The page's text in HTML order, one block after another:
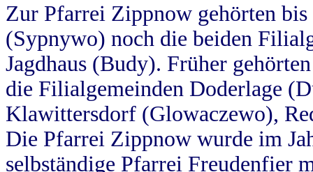
Zur Pfarrei Zippnow gehörten
(Sypnywo) noch die beiden
Jagdhaus (Budy). Früher
die Filialgemeinden Doderlage
Klawittersdorf (Glowaczewo),
Die Pfarrei Zippnow wurde im
selbständige Pfarrei Freudenfier